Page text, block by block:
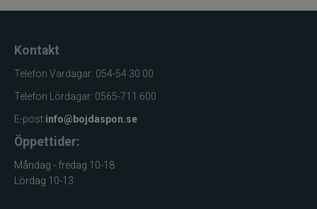
Kontakt
Telefon Vardagar: 054-54 30 00
Telefon Lördagar: 0565-711 600
E-post:info@bojdaspon.se
Öppettider:
Måndag - fredag 10-18
Lördag 10-13